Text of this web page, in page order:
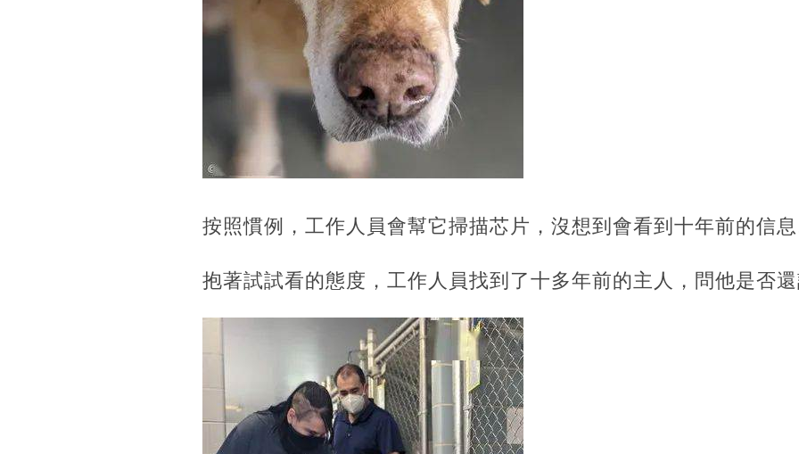
按照慣例，工作人員會幫它掃描芯片，沒想到會看到十年前的信
抱著試試看的態度，工作人員找到了十多年前的主人，問他是否還